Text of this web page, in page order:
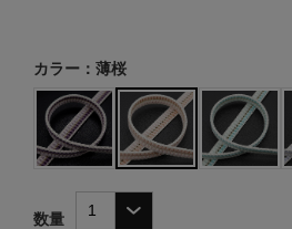
カラー：薄桜
数量